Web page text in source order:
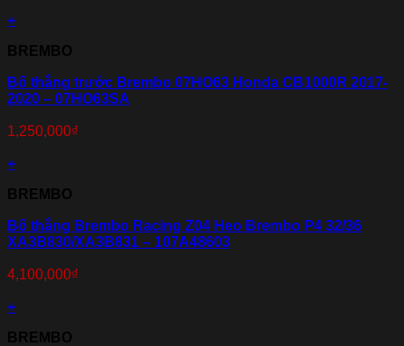
+
BREMBO
Bố thắng trước Brembo 07HO63 Honda CB1000R 2017-
2020 – 07HO63SA
1,250,000₫
+
BREMBO
Bố thắng Brembo Racing Z04 Heo Brembo P4 32/36
XA3B830/XA3B831 – 107A48603
4,100,000₫
+
BREMBO